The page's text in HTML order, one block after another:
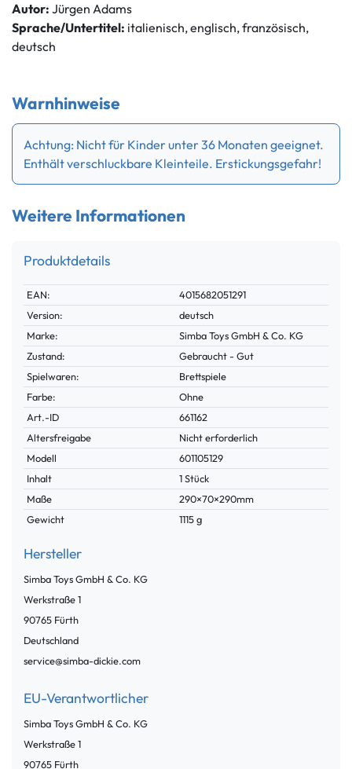
Autor: Jürgen Adams
Sprache/Untertitel: italienisch, englisch, französisch,
deutsch
Warnhinweise
Achtung: Nicht für Kinder unter 36 Monaten geeignet.
Enthält verschluckbare Kleinteile. Erstickungsgefahr!
Weitere Informationen
Produktdetails
Technisches
Merkmal
Wert
EAN:
4015682051291
Version:
deutsch
Marke:
Simba Toys GmbH & Co. KG
Zustand:
Gebraucht - Gut
Spielwaren:
Brettspiele
Farbe:
Ohne
Technisches
Merkmal
Wert
Art.-ID
661162
Altersfreigabe
Nicht erforderlich
Modell
601105129
Inhalt
1 Stück
Maße
290×70×290mm
Gewicht
1115 g
Hersteller
Simba Toys GmbH & Co. KG
Werkstraße1
90765 Fürth
Deutschland
service@simba-dickie.com
EU-Verantwortlicher
Simba Toys GmbH & Co. KG
Werkstraße1
90765 Fürth